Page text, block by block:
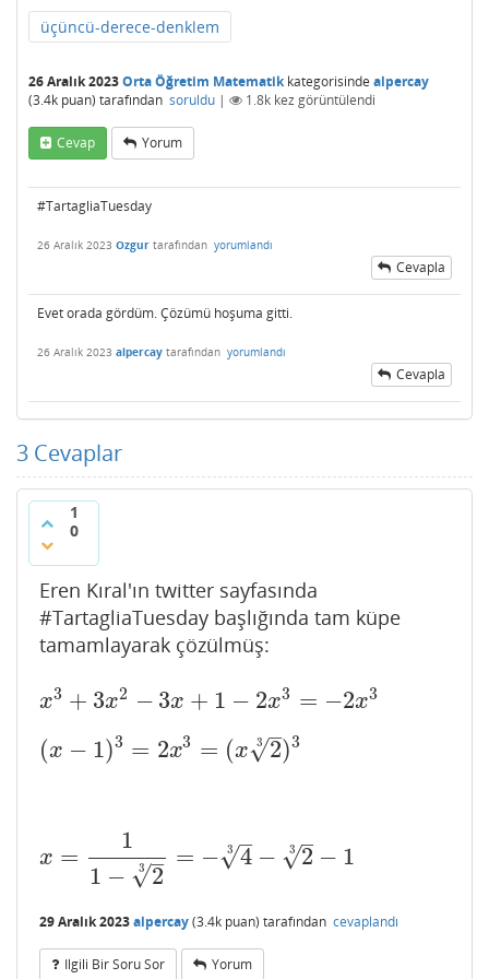
üçüncü-derece-denklem
26 Aralık 2023Orta Öğretim Matematikkategorisinde alpercay
(3.4k puan) tarafından soruldu | 1.8k kez görüntülendi
Cevap Yorum
#TartagliaTuesday
26 Aralık 2023 Ozgur tarafından yorumlandı
Cevapla
Evet orada gördüm. Çözümü hoşuma gitti.
26 Aralık 2023 alpercay tarafından yorumlandı
Cevapla
3 Cevaplar
1
0
Eren Kıral'ın twitter sayfasında
#TartagliaTuesday başlığında tam küpe
tamamlayarak çözülmüş:
x3 + 3x2 − 3x + 1 − 2x3 = −2x3
x3+3x 2−3x +1 −2x 3= −2 x3
(x − 1)3 = 2x3 = (x 2
–
√
3 )3
(x−1 )3= 2x3= (x2 3)3
x =
1
1 − 2
–
√
3 = − 4
–
√
3 − 2
–
√
3 − 1
x=11−2 3= −43−23−1
29 Aralık 2023alpercay(3.4k puan) tarafından cevaplandı
Ilgili Bir Soru Sor Yorum